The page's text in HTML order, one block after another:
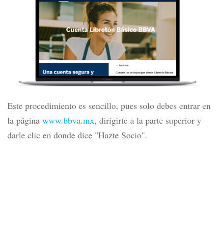
Este procedimiento es sencillo, pues solo debes entrar en
la página www.bbva.mx, dirigirte a la parte superior y
darle clic en donde dice "Hazte Socio".